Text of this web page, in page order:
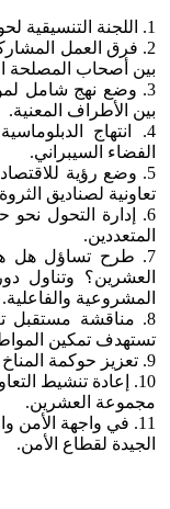
1. اللجنة التنسيقية لحوكمة الذكاء الاصطناعي.
2. فرق العمل
بين أصحاب المصلحة
3. وضع نهج شامل
بين الأطراف المعنية.
4. انتهاج
الفضاء السيبراني.
5. وضع رؤية
تعاونية لصناديق
6. إدارة التحول
المتعددين.
7. طرح تساؤل هل
العشرين؟ وتناول
المشروعية والفاعلية.
8. مناقشة مستقبل
تستهدف تمكين
9. تعزيز حوكمة المناخ العالمي لرفع سقف الطموح.
مجموعة العشرين.
11. في واجهة
الجيدة لقطاع الأمن.